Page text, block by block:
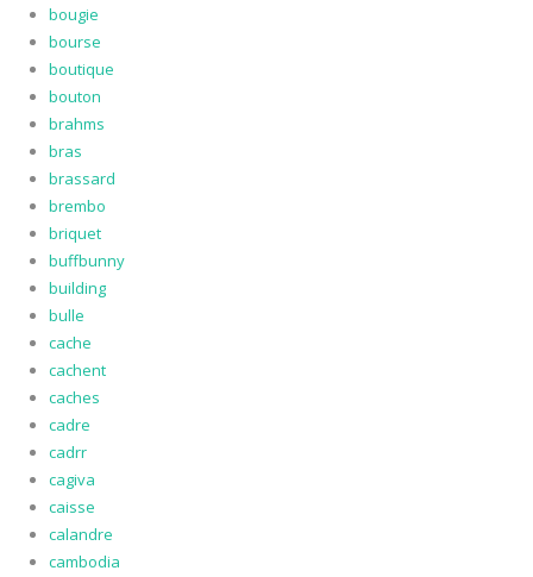
bougie
bourse
boutique
bouton
brahms
bras
brassard
brembo
briquet
buffbunny
building
bulle
cache
cachent
caches
cadre
cadrr
cagiva
caisse
calandre
cambodia